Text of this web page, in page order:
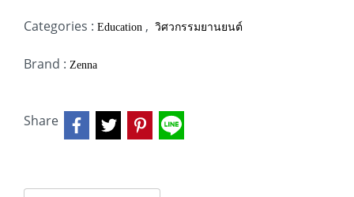
Categories : Education , วิศวกรรมยานยนต์
Brand : Zenna
Share